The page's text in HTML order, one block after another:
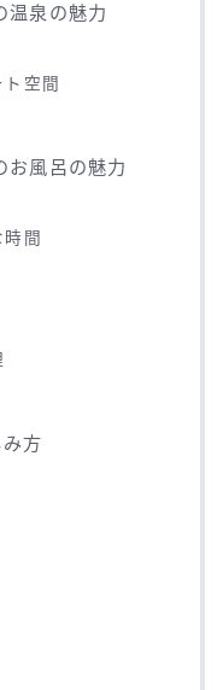
温泉の魅力
空間
お風呂の魅力
間
方